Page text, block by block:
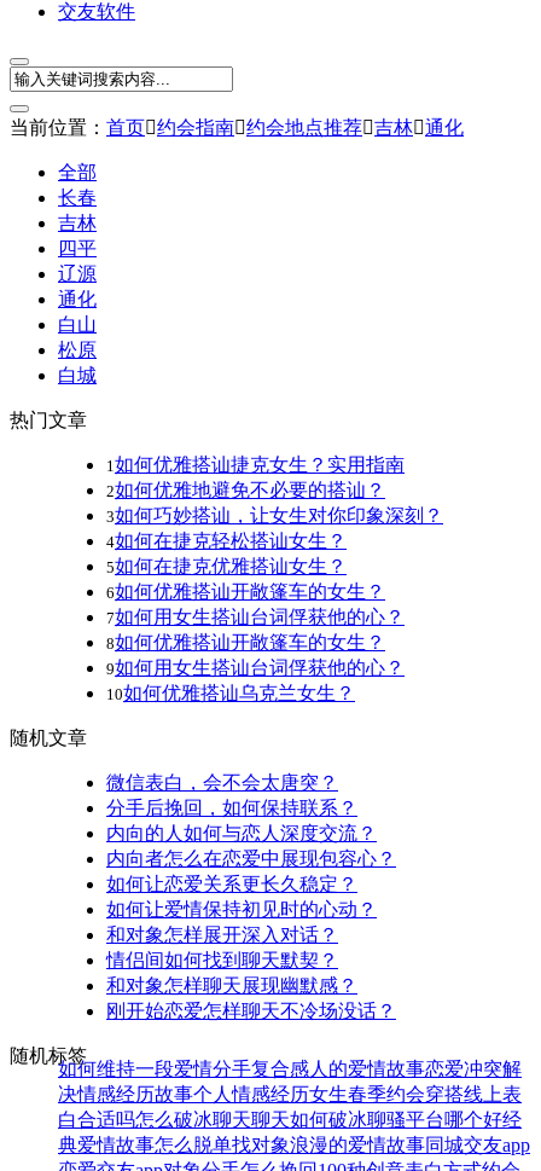
交友软件
当前位置： 首页约会指南约会地点推荐吉林通化
全部
长春
吉林
四平
辽源
通化
白山
松原
白城
热门文章
1如何优雅搭讪捷克女生？实用指南
2如何优雅地避免不必要的搭讪？
3如何巧妙搭讪，让女生对你印象深刻？
4如何在捷克轻松搭讪女生？
5如何在捷克优雅搭讪女生？
6如何优雅搭讪开敞篷车的女生？
7如何用女生搭讪台词俘获他的心？
8如何优雅搭讪开敞篷车的女生？
9如何用女生搭讪台词俘获他的心？
10如何优雅搭讪乌克兰女生？
随机文章
微信表白，会不会太唐突？
分手后挽回，如何保持联系？
内向的人如何与恋人深度交流？
内向者怎么在恋爱中展现包容心？
如何让恋爱关系更长久稳定？
如何让爱情保持初见时的心动？
和对象怎样展开深入对话？
情侣间如何找到聊天默契？
和对象怎样聊天展现幽默感？
刚开始恋爱怎样聊天不冷场没话？
随机标签
如何维持一段爱情分手复合感人的爱情故事恋爱冲突解
决情感经历故事个人情感经历女生春季约会穿搭线上表
白合适吗怎么破冰聊天聊天如何破冰聊骚平台哪个好经
典爱情故事怎么脱单找对象浪漫的爱情故事同城交友app